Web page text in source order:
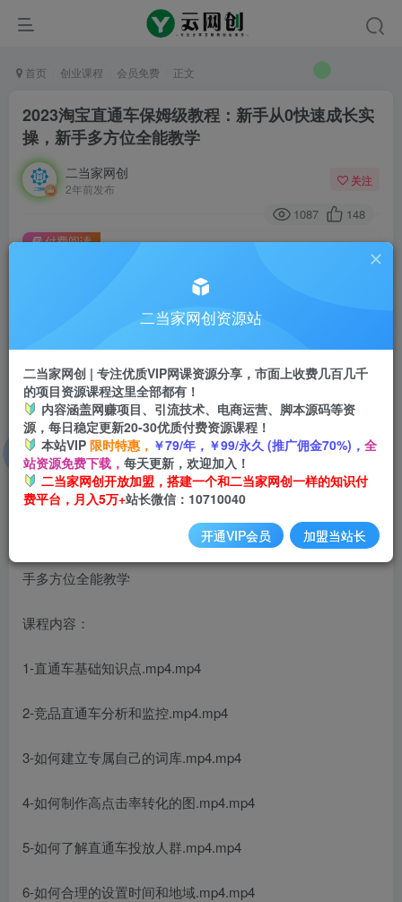
首页 创业课程 会员免费 正文
2023淘宝直通车保姆级教程：新手从0快速成长实
操，新手多方位全能教学
二当家网创
2年前发布
关注
1087 148
此内容为付费阅读，请付费后查看
9.9
付费阅读
2023淘宝直通车保姆级教程：新手从0快速成长实操，新手
多方位全能教学
课程内容：
1-直通车基础知识点.mp4.mp4
2-竞品直通车分析和监控.mp4.mp4
3-如何建立专属自己的词库.mp4.mp4
4-如何制作高点击率转化的图.mp4.mp4
5-如何了解直通车投放人群.mp4.mp4
6-如何合理的设置时间和地域.mp4.mp4
二当家网创资源站
二当家网创 | 专注优质VIP网课资源分享，市面上收费几百几千
的项目资源课程这里全部都有！
内容涵盖网赚项目、引流技术、电商运营、脚本源码等资
源，每日稳定更新20-30优质付费资源课程！
本站VIP 限时特惠， ￥79/年，￥99/永久 (推广佣金70%)， 全
站资源免费下载， 每天更新，欢迎加入！
二当家网创开放加盟，搭建一个和二当家网创一样的知识付
费平台，月入5万+站长微信：10710040
开通VIP会员 加盟当站长